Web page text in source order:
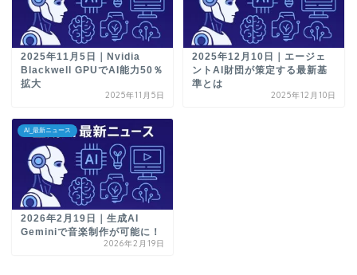
2025年11月5日｜Nvidia
Blackwell GPUでAI能力50％
拡大
2025年11月5日
2025年12月10日｜エージェ
ントAI財団が策定する最新基
準とは
2025年12月10日
AI_最新ニュース
2026年2月19日｜生成AI
Geminiで音楽制作が可能に！
2026年2月19日